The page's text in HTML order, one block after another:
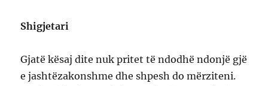
Shigjetari
Gjatë kësaj dite nuk pritet të ndodhë ndonjë gjë
e jashtëzakonshme dhe shpesh do mërziteni.